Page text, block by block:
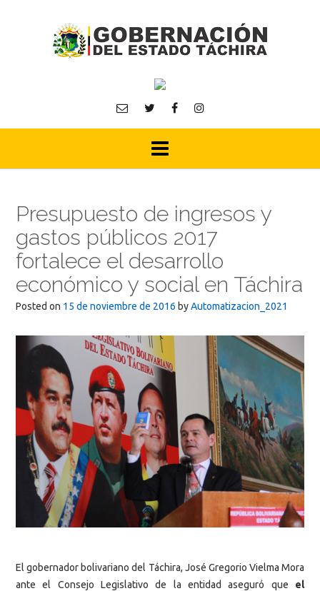
Presupuesto de ingresos y
gastos públicos 2017
fortalece el desarrollo
económico y social en Táchira
Posted on 15 de noviembre de 2016 byAutomatizacion_2021
El gobernador bolivariano del Táchira, José Gregorio Vielma Mora
ante el Consejo Legislativo de la entidad aseguró que el